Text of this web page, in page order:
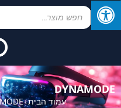
DYNAMODE
עמוד הבית›